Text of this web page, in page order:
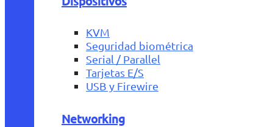
KVM
Seguridad biométrica
Serial / Parallel
Tarjetas E/S
USB y Firewire
Networking